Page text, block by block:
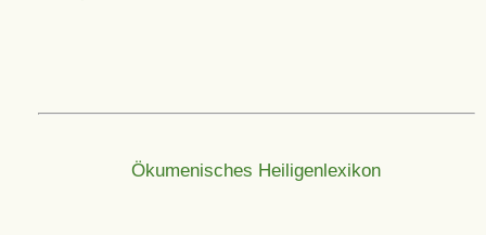
Ökumenisches Heiligenlexikon